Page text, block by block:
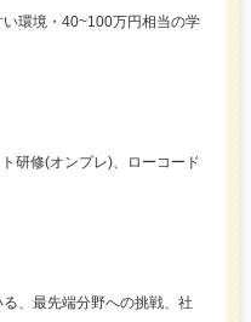
環境・40~100万円相当の学
研修(オンプレ)、ローコード
、最先端分野への挑戦、社